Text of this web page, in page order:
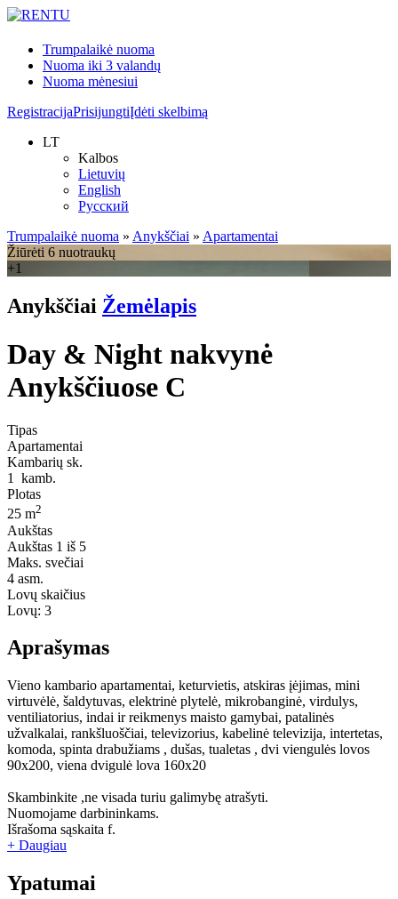
Trumpalaikė nuoma
Nuoma iki 3 valandų
Nuoma mėnesiui
RegistracijaPrisijungtiĮdėti skelbimą
LT
Kalbos
Lietuvių
English
Русский
Trumpalaikė nuoma » Anykščiai » Apartamentai
Žiūrėti 6 nuotraukų
+1
Anykščiai Žemėlapis
Day & Night nakvynė
Anykščiuose C
Tipas
Apartamentai
Kambarių sk.
1
kamb.
Plotas
25 m2
Aukštas
Aukštas 1 iš 5
Maks. svečiai
4 asm.
Lovų skaičius
Lovų: 3
Aprašymas
Vieno kambario apartamentai, keturvietis, atskiras įėjimas, mini
virtuvėlė, šaldytuvas, elektrinė plytelė, mikrobanginė, virdulys,
ventiliatorius, indai ir reikmenys maisto gamybai, patalinės
užvalkalai, rankšluoščiai, televizorius, kabelinė televizija, intertetas,
komoda, spinta drabužiams , dušas, tualetas , dvi viengulės lovos
90x200, viena dvigulė lova 160x20
Skambinkite ,ne visada turiu galimybę atrašyti.
Nuomojame darbininkams.
Išrašoma sąskaita f.
+ Daugiau
Ypatumai